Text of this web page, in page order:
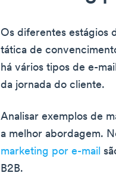
Os diferentes estágios
tática de
há vários tipos de e-
da jornada do cliente.
Analisar exemplos de
a melhor abordagem.
marketing por e-mail
B2B.